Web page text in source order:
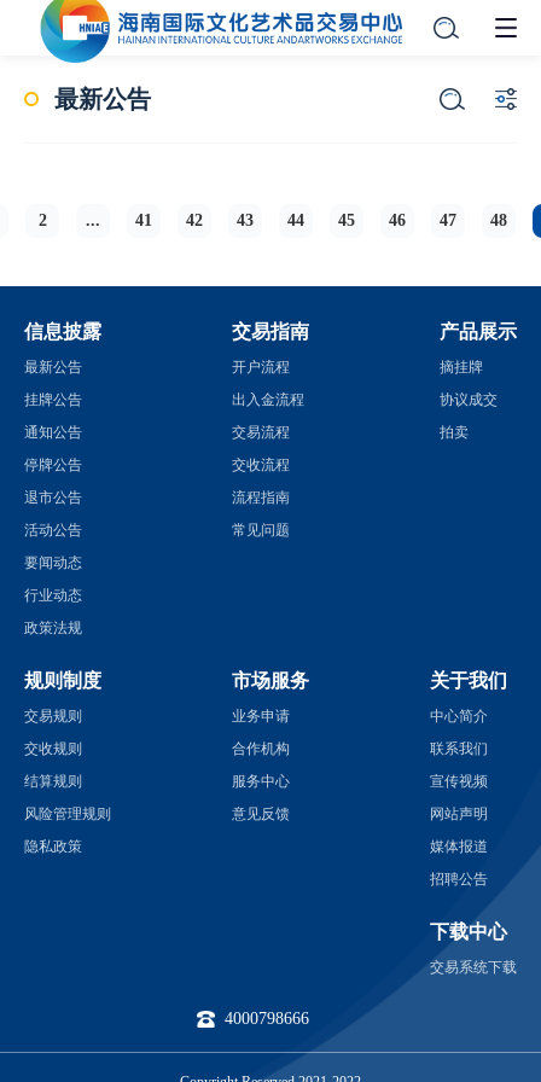
最新公告
2 ... 41 42 43 44 45 46 47 48
信息披露
最新公告
挂牌公告
通知公告
停牌公告
退市公告
活动公告
要闻动态
行业动态
政策法规
交易指南
开户流程
出入金流程
交易流程
交收流程
流程指南
常见问题
产品展示
摘挂牌
协议成交
拍卖
规则制度
交易规则
交收规则
结算规则
风险管理规则
隐私政策
市场服务
业务申请
合作机构
服务中心
意见反馈
关于我们
中心简介
联系我们
宣传视频
网站声明
媒体报道
招聘公告
下载中心
交易系统下载
4000798666